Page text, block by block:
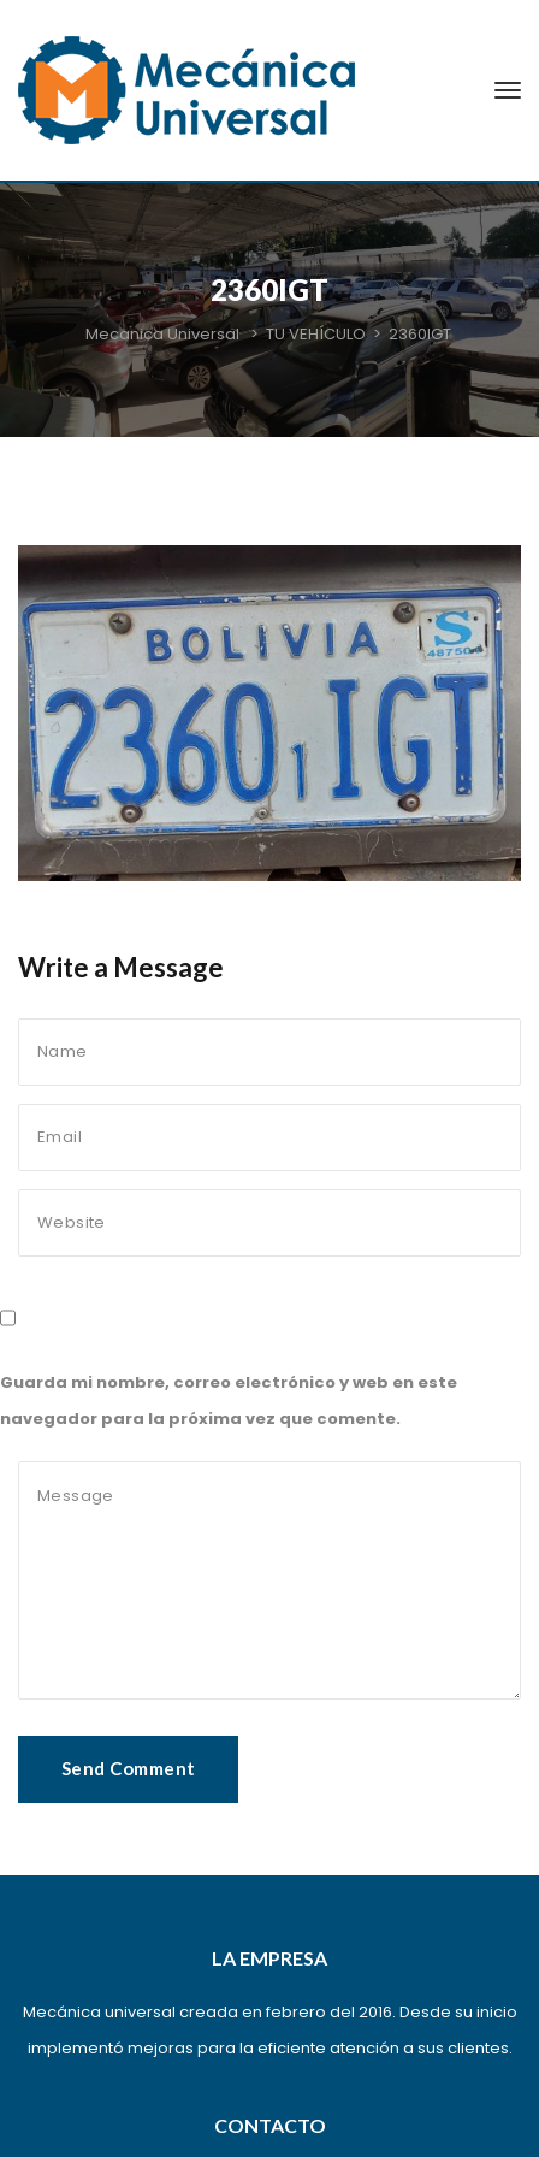
2360IGT
Mecanica Universal >TU VEHÍCULO> 2360IGT
Write a Message
Guarda mi nombre, correo electrónico y web en este
navegador para la próxima vez que comente.
LA EMPRESA
Mecánica universal creada en febrero del 2016. Desde su inicio
implementó mejoras para la eficiente atención a sus clientes.
CONTACTO